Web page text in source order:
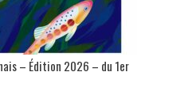
– Édition 2026 – du 1er